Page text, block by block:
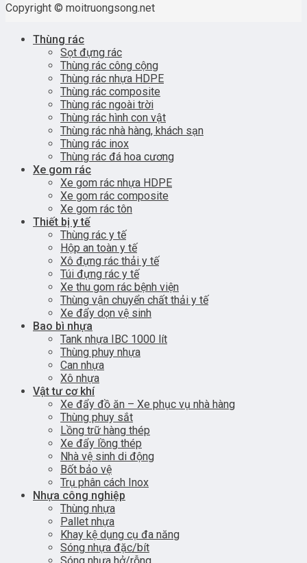
Copyright © moitruongsong.net
Thùng rác
Sọt đựng rác
Thùng rác công cộng
Thùng rác nhựa HDPE
Thùng rác composite
Thùng rác ngoài trời
Thùng rác hình con vật
Thùng rác nhà hàng, khách sạn
Thùng rác inox
Thùng rác đá hoa cương
Xe gom rác
Xe gom rác nhựa HDPE
Xe gom rác composite
Xe gom rác tôn
Thiết bị y tế
Thùng rác y tế
Hộp an toàn y tế
Xô đựng rác thải y tế
Túi đựng rác y tế
Xe thu gom rác bệnh viện
Thùng vận chuyển chất thải y tế
Xe đẩy dọn vệ sinh
Bao bì nhựa
Tank nhựa IBC 1000 lít
Thùng phuy nhựa
Can nhựa
Xô nhựa
Vật tư cơ khí
Xe đẩy đồ ăn – Xe phục vụ nhà hàng
Thùng phuy sắt
Lồng trữ hàng thép
Xe đẩy lồng thép
Nhà vệ sinh di động
Bốt bảo vệ
Trụ phân cách Inox
Nhựa công nghiệp
Thùng nhựa
Pallet nhựa
Khay kệ dụng cụ đa năng
Sóng nhựa đặc/bít
Sóng nhựa hở/rỗng